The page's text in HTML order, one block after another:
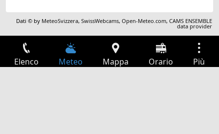
Dati © by MeteoSvizzera,SwissWebcams,Open-Meteo.com,CAMS ENSEMBLE
data provider
Elenco Meteo Mappa Orario Più